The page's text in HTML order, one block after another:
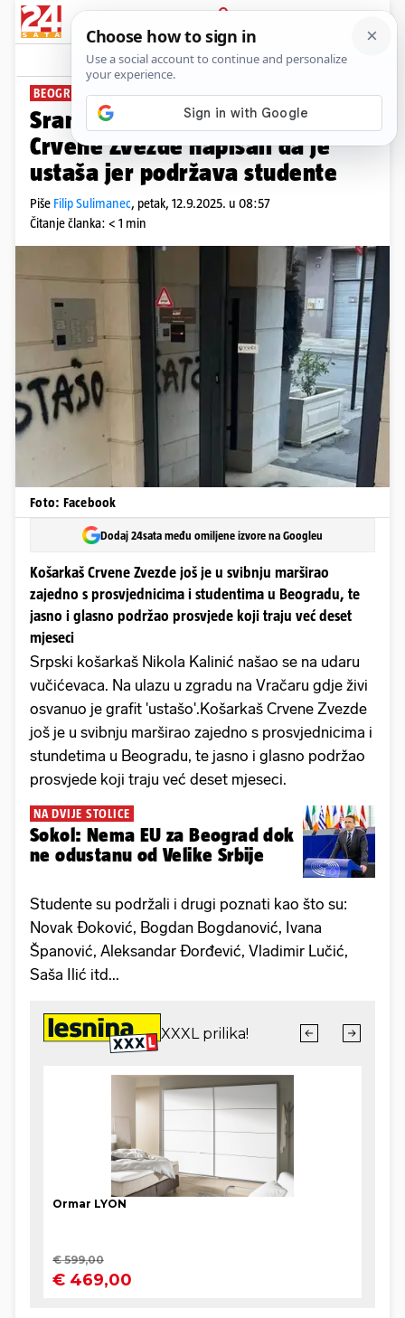
PRIJAVA
News Komentari
BEOGRAD
Sramotan grafit. Košarkašu
Crvene Zvezde napisali da je
ustaša jer podržava studente
Piše Filip Sulimanec, petak, 12.9.2025. u 08:57
Čitanje članka: < 1 min
Foto: Facebook
Dodaj 24sata među omiljene izvore na Googleu
Košarkaš Crvene Zvezde još je u svibnju marširao
zajedno s prosvjednicima i studentima u Beogradu, te
jasno i glasno podržao prosvjede koji traju već deset
mjeseci
Srpski košarkaš Nikola Kalinić našao se na udaru
vučićevaca. Na ulazu u zgradu na Vračaru gdje živi
osvanuo je grafit 'ustašo'.Košarkaš Crvene Zvezde
još je u svibnju marširao zajedno s prosvjednicima i
stundetima u Beogradu, te jasno i glasno podržao
prosvjede koji traju već deset mjeseci.
NA DVIJE STOLICE
Sokol: Nema EU za Beograd dok
ne odustanu od Velike Srbije
Studente su podržali i drugi poznati kao što su:
Novak Đoković, Bogdan Bogdanović, Ivana
Španović, Aleksandar Đorđević, Vladimir Lučić,
Saša Ilić itd...